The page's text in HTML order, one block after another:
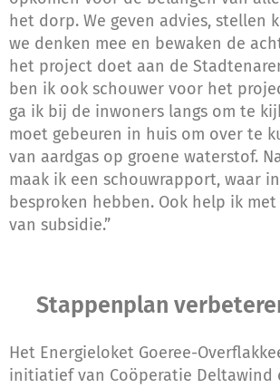
het dorp. We geven advies, stellen
we denken mee en bewaken de
het project doet aan de
ben ik ook schouwer voor het
ga ik bij de inwoners langs om te
moet gebeuren in huis om over te
van aardgas op groene waterstof.
maak ik een schouwrapport, waar
besproken hebben. Ook help ik
van subsidie.”
Stappenplan
Het Energieloket Goeree-
initiatief van Coöperatie Deltawind